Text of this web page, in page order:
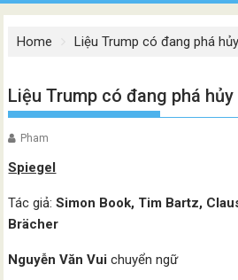
Home Liệu Trump có đang phá
Liệu Trump có đang phá
Pham
Spiegel
Tác giả:Simon Book, Tim Bartz,
Brächer
Nguyễn Văn Vui chuyển ngữ